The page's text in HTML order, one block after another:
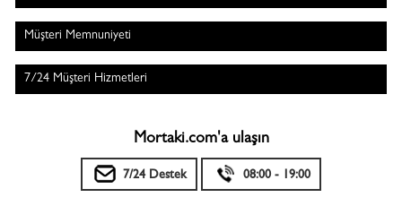
Müşteri Memnuniyeti
7/24 Müşteri Hizmetleri
Mortaki.com'a ulaşın
7/24 Destek 08:00 - 19:00